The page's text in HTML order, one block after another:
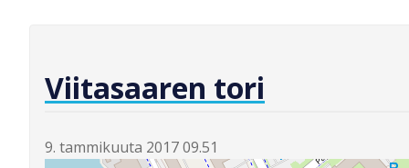
Viitasaaren tori
9. tammikuuta 2017 09.51